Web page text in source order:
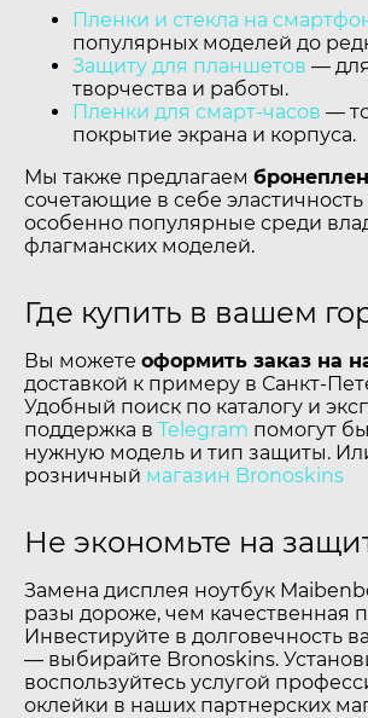
Пленки и стекла на
популярных моделей до
Защиту для планшетов —
творчества и работы.
Пленки для смарт-часов —
покрытие экрана и корпуса.
Мы также предлагаем
сочетающие в себе эластичность
особенно популярные среди
флагманских моделей.
Где купить в вашем
Вы можете оформить заказ на
доставкой к примеру в Санкт-
Удобный поиск по каталогу и
поддержка в Telegram помогут
нужную модель и тип защиты.
розничный магазин Bronoskins
Не экономьте на
Замена дисплея ноутбук
разы дороже, чем качественная
Инвестируйте в долговечность
— выбирайте Bronoskins.
воспользуйтесь услугой
оклейки в наших партнерских